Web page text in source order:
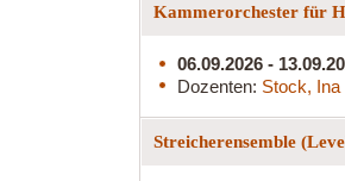
Kammerorchester für
06.09.2026 -
Dozenten: Stock, Ina
Streicherensemble